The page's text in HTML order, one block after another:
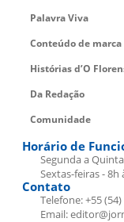
Palavra Viva
Conteúdo de marca
Histórias d’O
Da Redação
Comunidade
Horário de
Segunda a
Sextas-feiras - 8h
Contato
Telefone: +55
Email: